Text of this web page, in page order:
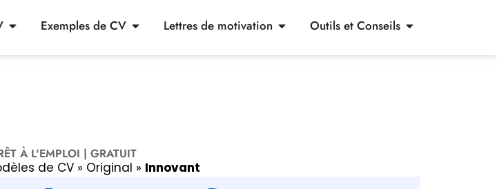
Exemples de CV Lettres de motivation Outils et Conseils
À L'EMPLOI | GRATUIT
de CV» Original » Innovant